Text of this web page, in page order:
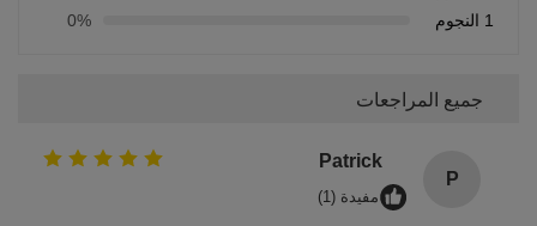
1 النجوم
0%
جميع المراجعات
P
Patrick
مفيدة (1)